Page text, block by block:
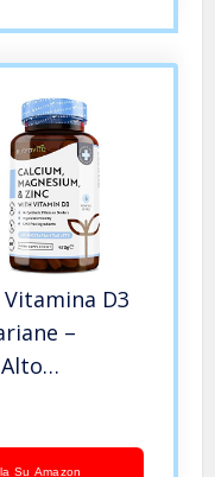
D3
–
Mesi di
Su Amazon